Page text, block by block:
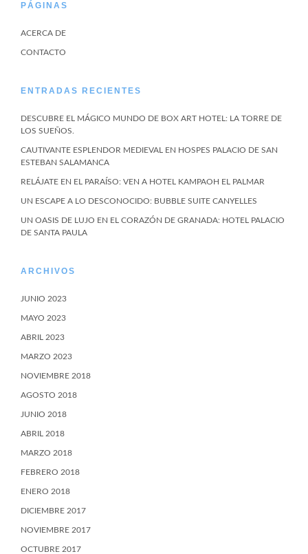
PÁGINAS
ACERCA DE
CONTACTO
ENTRADAS RECIENTES
DESCUBRE EL MÁGICO MUNDO DE BOX ART HOTEL: LA TORRE DE
LOS SUEÑOS.
CAUTIVANTE ESPLENDOR MEDIEVAL EN HOSPES PALACIO DE SAN
ESTEBAN SALAMANCA
RELÁJATE EN EL PARAÍSO: VEN A HOTEL KAMPAOH EL PALMAR
UN ESCAPE A LO DESCONOCIDO: BUBBLE SUITE CANYELLES
UN OASIS DE LUJO EN EL CORAZÓN DE GRANADA: HOTEL PALACIO
DE SANTA PAULA
ARCHIVOS
JUNIO 2023
MAYO 2023
ABRIL 2023
MARZO 2023
NOVIEMBRE 2018
AGOSTO 2018
JUNIO 2018
ABRIL 2018
MARZO 2018
FEBRERO 2018
ENERO 2018
DICIEMBRE 2017
NOVIEMBRE 2017
OCTUBRE 2017